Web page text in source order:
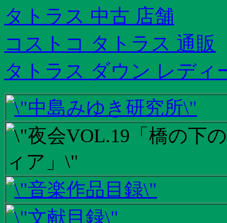
タトラス 中古 店舗
コストコ タトラス 通販
タトラス ダウン レディ